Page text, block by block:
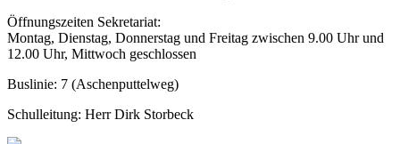
Öffnungszeiten Sekretariat:
Montag, Dienstag, Donnerstag und Freitag zwischen 9.00 Uhr und
12.00 Uhr, Mittwoch geschlossen
Buslinie: 7 (Aschenputtelweg)
Schulleitung: Herr Dirk Storbeck